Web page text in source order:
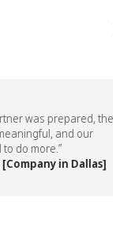
was prepared, the
and our
do more.”
in Dallas]